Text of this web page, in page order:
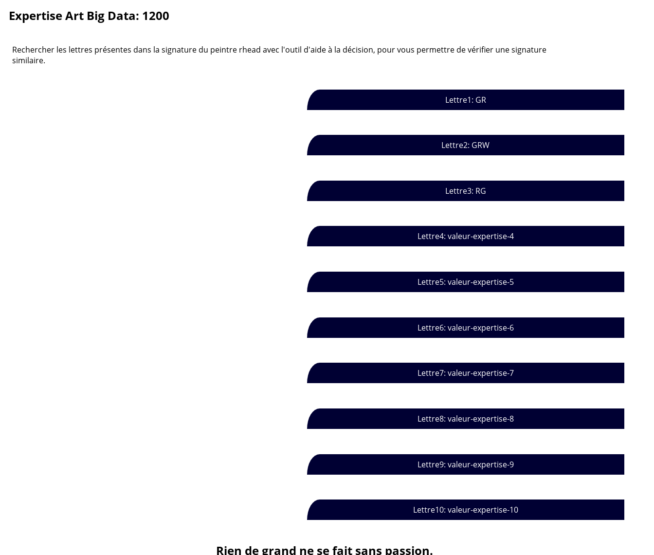
Expertise Art Big Data: 1200
Rechercher les lettres présentes dans la signature du peintre rhead avec l'outil d'aide à la décision, pour vous permettre de vérifier une signature
similaire.
Lettre1: GR
Lettre2: GRW
Lettre3: RG
Lettre4: valeur-expertise-4
Lettre5: valeur-expertise-5
Lettre6: valeur-expertise-6
Lettre7: valeur-expertise-7
Lettre8: valeur-expertise-8
Lettre9: valeur-expertise-9
Lettre10: valeur-expertise-10
Rien de grand ne se fait sans passion.